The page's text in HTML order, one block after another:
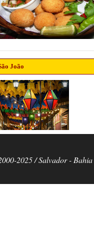
João
2025 / Salvador -